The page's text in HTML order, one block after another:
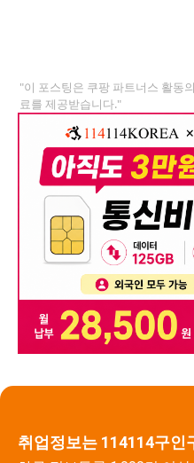
취업정보는 114114구인
"이 포스팅은 쿠팡 파트너스 활동
료를 제공받습니다."